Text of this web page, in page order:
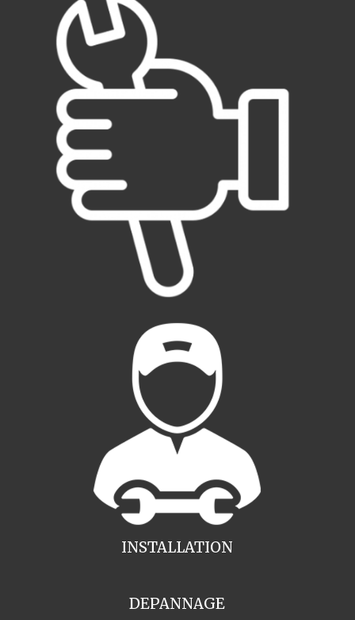
INSTALLATION
DEPANNAGE